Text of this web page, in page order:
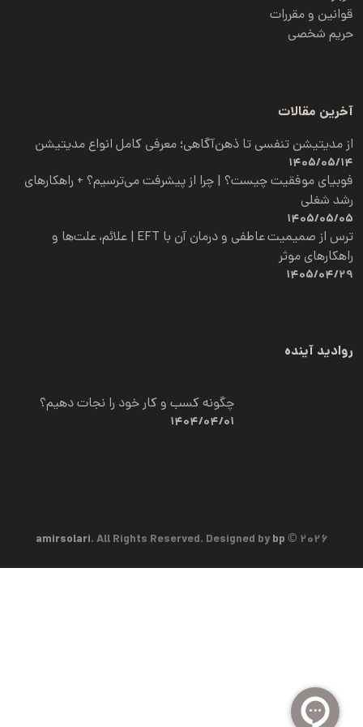
قوانین و مقررات
حریم شخصی
آخرین مقالات
از مدیتیشن تنفسی تا ذهن‌آگاهی؛ معرفی کامل انواع مدیتیشن
1405/05/14
فوبیای موفقیت چیست؟ | چرا از پیشرفت می‌ترسیم؟ + راهکارهای
رشد شغلی
1405/05/05
ترس از صمیمیت عاطفی و درمان آن با EFT | علائم، علت‌ها و
راهکارهای موثر
1405/04/29
روادید آینده
چگونه کسب و کار خود را نجات دهیم؟
1404/04/01
2026 ©
amirsolari. All Rights Reserved. Designed bybp